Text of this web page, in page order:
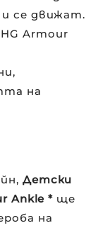
се движат.
Armour
на
Детски
Ankle * ще
на